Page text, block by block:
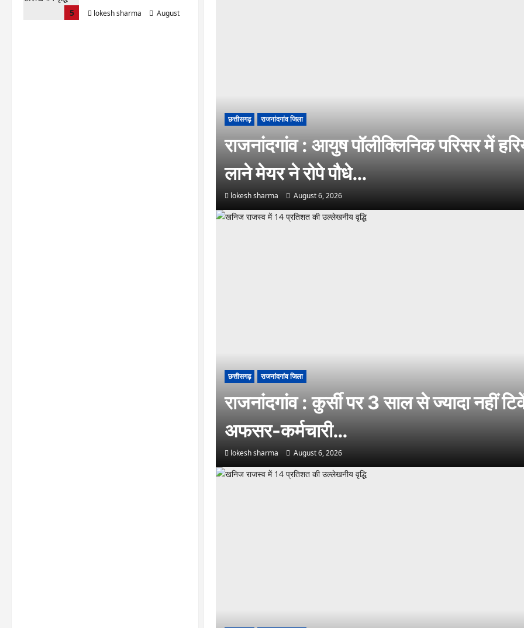
5
lokesh sharma
August
छत्तीसगढ़ राजनांदगांव जिला
राजनांदगांव : आयुष पॉलीक्लिनिक परिसर में
लाने मेयर ने रोपे पौधे…
lokesh sharma August 6, 2026
छत्तीसगढ़ राजनांदगांव जिला
राजनांदगांव : कुर्सी पर 3 साल से ज्यादा नहीं
अफसर-कर्मचारी…
lokesh sharma August 6, 2026